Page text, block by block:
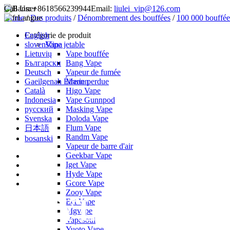
Call Us: +8618566239944Email: liulei_vip@126.com
Langue
English
slovenščina
Lietuvių
Български
Deutsch
Gaeilgenah Éireann
Català
Indonesia
русский
Svenska
日本語
bosanski
Home/Des produits /Dénombrement des bouffées / 100 000
Catégorie de produit
Vape jetable
Vape bouffée
Bang Vape
Vapeur de fumée
Marie perdue
Higo Vape
Vape Gunnpod
Masking Vape
Doloda Vape
Flum Vape
Randm Vape
Vapeur de barre d'air
Geekbar Vape
Iget Vape
Hyde Vape
Gcore Vape
Zooy Vape
Ect Vape
Mgvape
Vapesoul